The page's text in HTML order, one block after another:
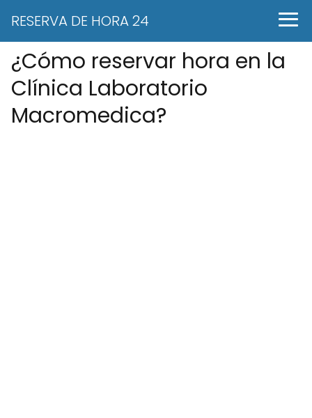
RESERVA DE HORA 24
¿Cómo reservar hora en la
Clínica Laboratorio
Macromedica?